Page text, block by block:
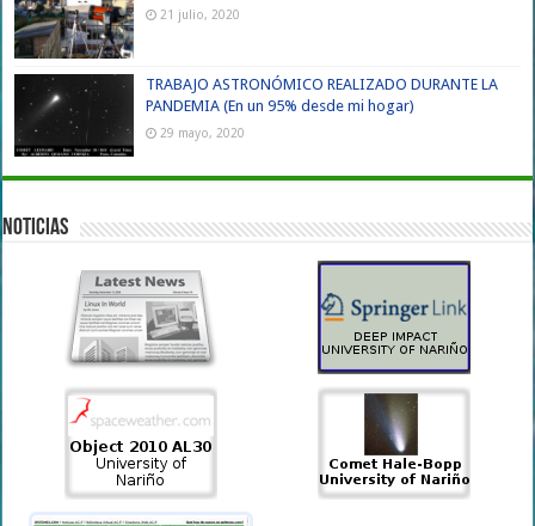
21 julio, 2020
TRABAJO ASTRONÓMICO REALIZADO DURANTE LA
PANDEMIA (En un 95% desde mi hogar)
29 mayo, 2020
NOTICIAS